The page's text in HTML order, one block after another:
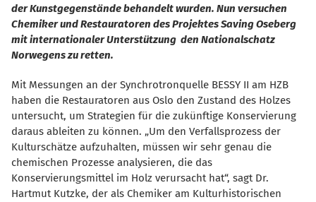
der Kunstgegenstände behandelt wurden. Nun versuchen
Chemiker und Restauratoren des Projektes Saving Oseberg
mit internationaler Unterstützung den Nationalschatz
Norwegens zu retten.
Mit Messungen an der Synchrotronquelle BESSY II am HZB
haben die Restauratoren aus Oslo den Zustand des Holzes
untersucht, um Strategien für die zukünftige Konservierung
daraus ableiten zu können. „Um den Verfallsprozess der
Kulturschätze aufzuhalten, müssen wir sehr genau die
chemischen Prozesse analysieren, die das
Konservierungsmittel im Holz verursacht hat“, sagt Dr.
Hartmut Kutzke, der als Chemiker am Kulturhistorischen